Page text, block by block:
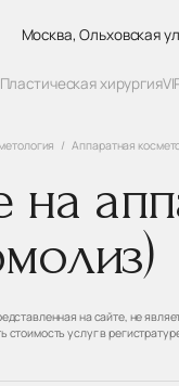
Москва, Ольховская
Пластическая хирургия
Аппаратная
на сайте, не
стоимость услуг в